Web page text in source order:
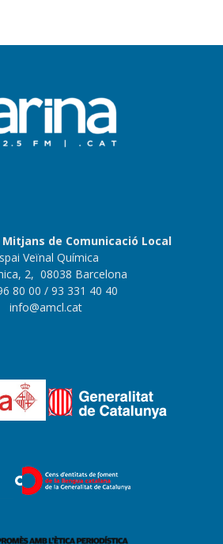
de Comunicació Local
Veïnal Química
2, 08038 Barcelona
80 00 / 93 331 40 40
info@amcl.cat